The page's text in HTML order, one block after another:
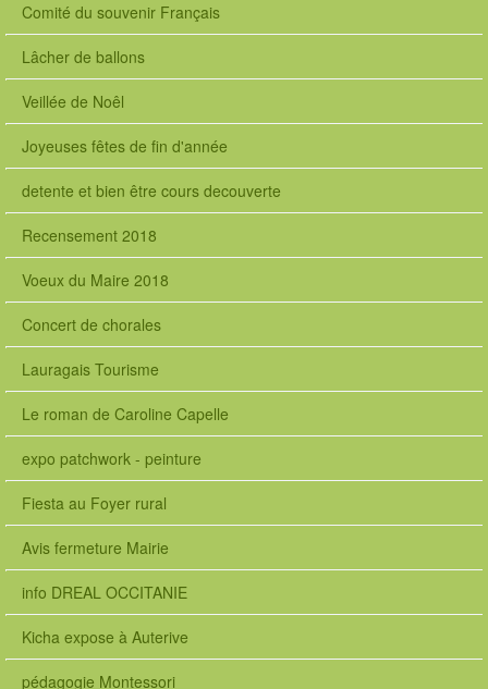
Comité du souvenir Français
Lâcher de ballons
Veillée de Noêl
Joyeuses fêtes de fin d'année
detente et bien être cours decouverte
Recensement 2018
Voeux du Maire 2018
Concert de chorales
Lauragais Tourisme
Le roman de Caroline Capelle
expo patchwork - peinture
Fiesta au Foyer rural
Avis fermeture Mairie
info DREAL OCCITANIE
Kicha expose à Auterive
pédagogie Montessori